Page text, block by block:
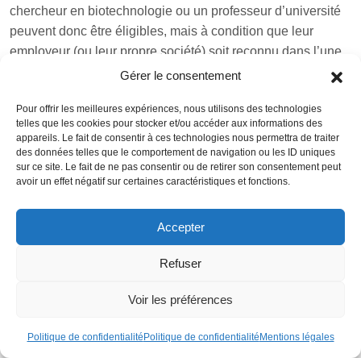
Gérer le consentement
Pour offrir les meilleures expériences, nous utilisons des technologies
telles que les cookies pour stocker et/ou accéder aux informations des
appareils. Le fait de consentir à ces technologies nous permettra de traiter
des données telles que le comportement de navigation ou les ID uniques
sur ce site. Le fait de ne pas consentir ou de retirer son consentement peut
avoir un effet négatif sur certaines caractéristiques et fonctions.
Accepter
Refuser
Voir les préférences
Politique de confidentialité Politique de confidentialité Mentions légales
chercheur en biotechnologie ou un professeur d’université
peuvent donc être éligibles, mais à condition que leur
employeur (ou leur propre société) soit reconnu dans l’une
startup labellisée, entreprise
EXEMPLE :
Un indépendant en marketing digital avec une
portugaise, ou un consultant en management dans
un secteur non stratégique, ont très peu de chances
de remplir toutes les conditions requises.
Qui est clairement exclu du nouveau